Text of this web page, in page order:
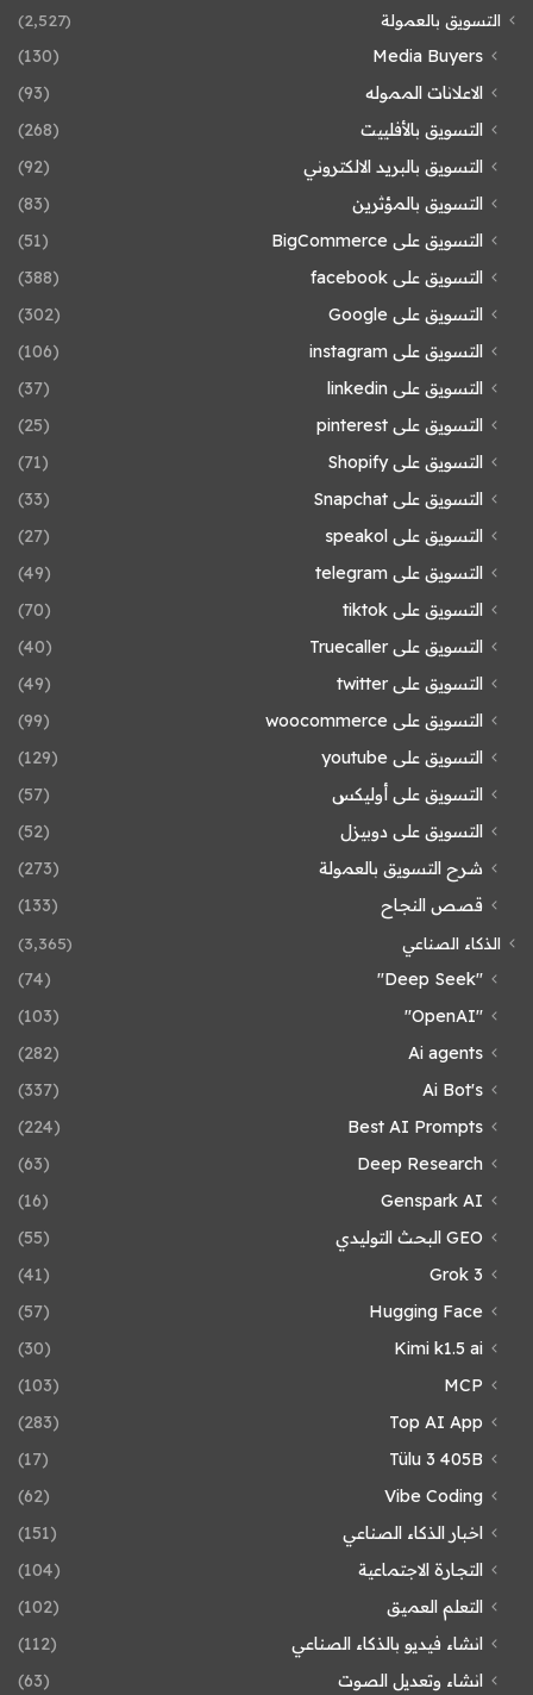
التسويق بالعمولة
(2٬527)
Media Buyers
(130)
الاعلانات المموله
(93)
التسويق بالأفلييت
(268)
التسويق بالبريد الالكتروني
(92)
التسويق بالمؤثرين
(83)
التسويق على BigCommerce
(51)
التسويق على facebook
(388)
التسويق على Google
(302)
التسويق على instagram
(106)
التسويق على linkedin
(37)
التسويق على pinterest
(25)
التسويق على Shopify
(71)
التسويق على Snapchat
(33)
التسويق على speakol
(27)
التسويق على telegram
(49)
التسويق على tiktok
(70)
التسويق على Truecaller
(40)
التسويق على twitter
(49)
التسويق على woocommerce
(99)
التسويق على youtube
(129)
التسويق على أوليكس
(57)
التسويق على دوبيزل
(52)
شرح التسويق بالعمولة
(273)
قصص النجاح
(133)
الذكاء الصناعي (3٬365)
"Deep Seek"
(74)
"OpenAI"
(103)
Ai agents
(282)
Ai Bot's
(337)
Best AI Prompts
(224)
Deep Research
(63)
Genspark AI
(16)
GEO البحث التوليدي
(55)
Grok 3
(41)
Hugging Face
(57)
Kimi k1.5 ai
(30)
MCP
(103)
Top AI App
(283)
Tülu 3 405B
(17)
Vibe Coding
(62)
اخبار الذكاء الصناعي
(151)
التجارة الاجتماعية
(104)
التعلم العميق
(102)
انشاء فيديو بالذكاء الصناعي
(112)
انشاء وتعديل الصوت
(63)